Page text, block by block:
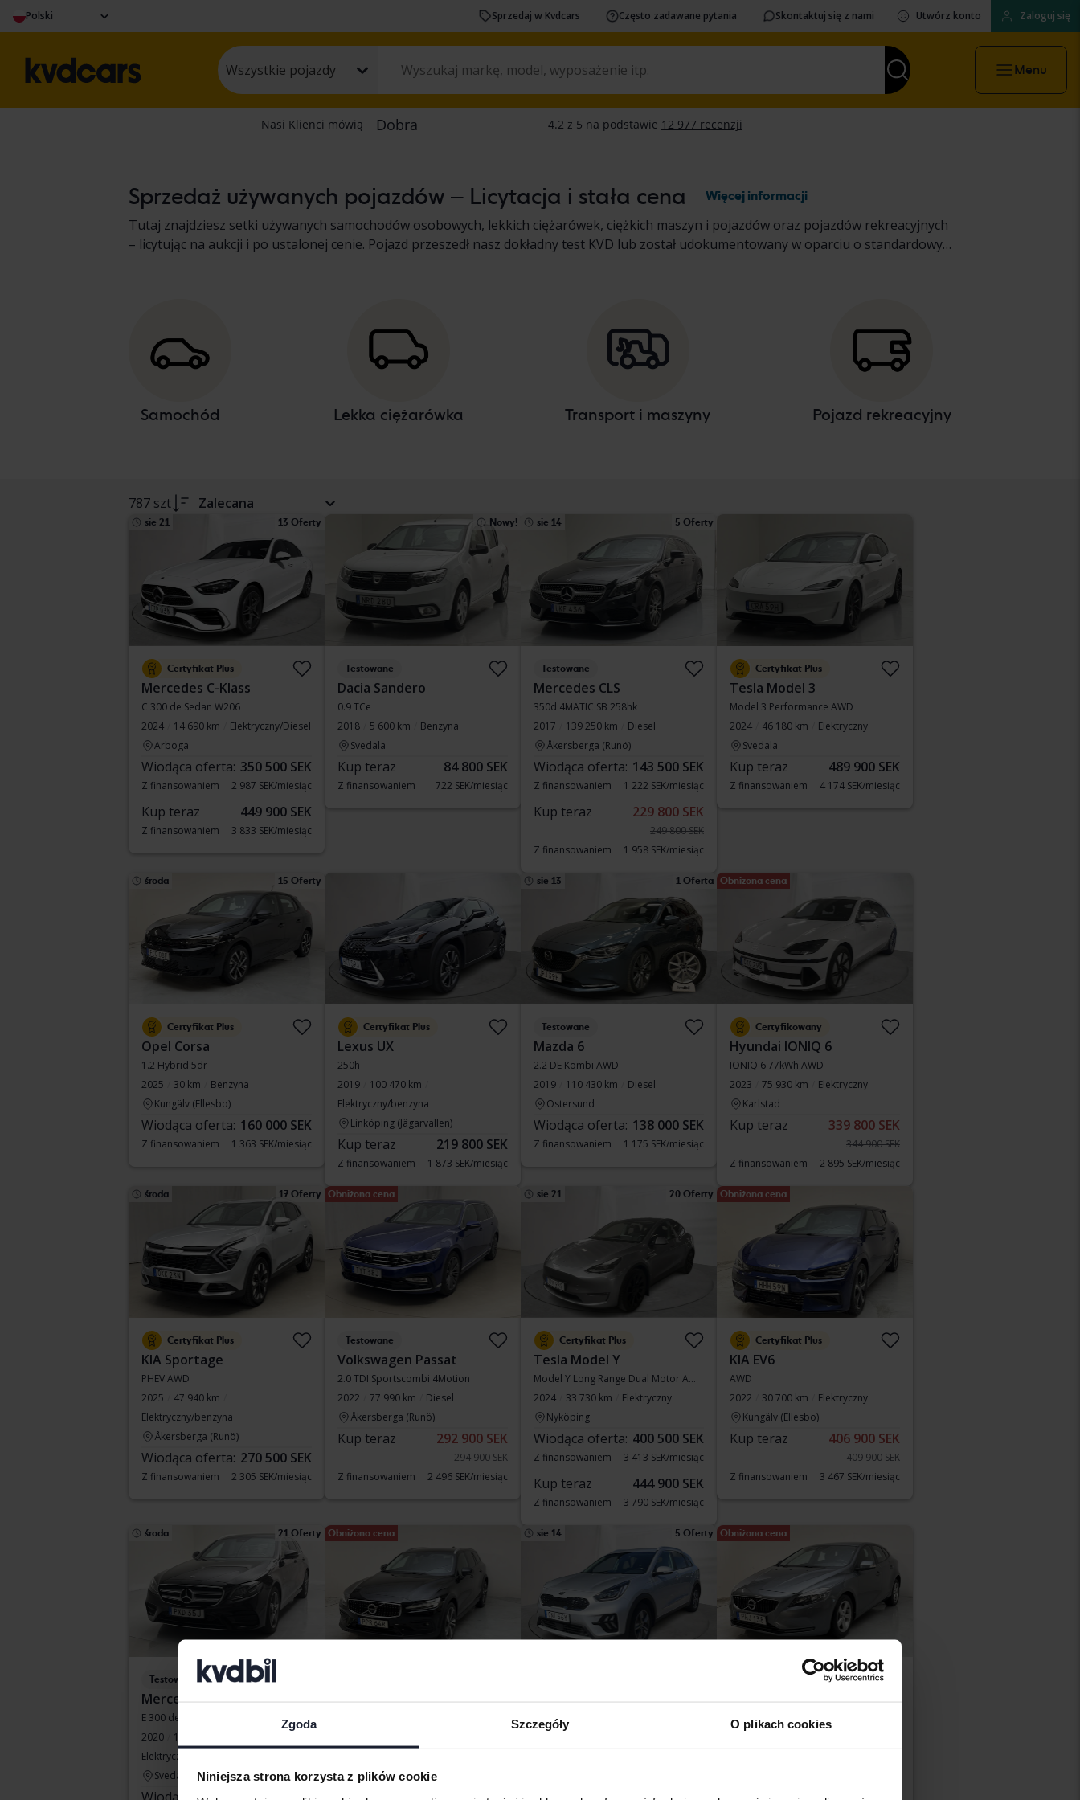
Zgoda Szczegóły O plikach cookies
Niniejsza strona korzysta z plików cookie
Polski Sprzedaj w Kvdcars Często zadawane pytania Skontaktuj się z nami Utwórz konto Zaloguj się
Wszystkie pojazdy Menu
Sprzedaż używanych pojazdów – Licytacja i stała cena Więcej informacji
Tutaj znajdziesz setki używanych samochodów osobowych, lekkich ciężarówek, ciężkich maszyn i pojazdów oraz pojazdów rekreacyjnych
– licytując na aukcji i po ustalonej cenie. Pojazd przeszedł nasz dokładny test KVD lub został udokumentowany w oparciu o standardowy
Samochód Lekka ciężarówka Transport i maszyny Pojazd rekreacyjny
787 szt Zalecana
sie 21 13 Oferty
Certyfikat Plus
Mercedes C-Klass
C 300 de Sedan W206
2024
14 690 km
Elektryczny/Diesel
Arboga
Wiodąca oferta: 350 500 SEK
Z finansowaniem 2 987 SEK/miesiąc
Kup teraz 449 900 SEK
Z finansowaniem 3 833 SEK/miesiąc
Nowy!
Testowane
Dacia Sandero
0.9 TCe
2018
5 600 km
Benzyna
Svedala
Kup teraz 84 800 SEK
Z finansowaniem 722 SEK/miesiąc
sie 14 5 Oferty
Testowane
Mercedes CLS
350d 4MATIC SB 258hk
2017
139 250 km
Diesel
Åkersberga (Runö)
Wiodąca oferta: 143 500 SEK
Z finansowaniem 1 222 SEK/miesiąc
Kup teraz 229 800 SEK
249 800 SEK
Z finansowaniem
1 958 SEK/miesiąc
Certyfikat Plus
Tesla Model 3
Model 3 Performance AWD
2024
46 180 km
Elektryczny
Svedala
Kup teraz 489 900 SEK
Z finansowaniem 4 174 SEK/miesiąc
środa 15 Oferty
Certyfikat Plus
Opel Corsa
1.2 Hybrid 5dr
2025
30 km
Benzyna
Kungälv (Ellesbo)
Wiodąca oferta: 160 000 SEK
Z finansowaniem 1 363 SEK/miesiąc
Certyfikat Plus
Lexus UX
250h
2019
100 470 km
Elektryczny/benzyna
Linköping (Jägarvallen)
Kup teraz 219 800 SEK
Z finansowaniem 1 873 SEK/miesiąc
sie 13 1 Oferta
Testowane
Mazda 6
2.2 DE Kombi AWD
2019
110 430 km
Diesel
Östersund
Wiodąca oferta: 138 000 SEK
Z finansowaniem 1 175 SEK/miesiąc
Obniżona cena
Certyfikowany
Hyundai IONIQ 6
IONIQ 6 77kWh AWD
2023
75 930 km
Elektryczny
Karlstad
Kup teraz 339 800 SEK
344 900 SEK
Z finansowaniem
2 895 SEK/miesiąc
środa 17 Oferty
Certyfikat Plus
KIA Sportage
PHEV AWD
2025
47 940 km
Elektryczny/benzyna
Åkersberga (Runö)
Wiodąca oferta: 270 500 SEK
Z finansowaniem 2 305 SEK/miesiąc
Obniżona cena
Testowane
Volkswagen Passat
2.0 TDI Sportscombi 4Motion
2022
77 990 km
Diesel
Åkersberga (Runö)
Kup teraz 292 900 SEK
294 900 SEK
Z finansowaniem
2 496 SEK/miesiąc
sie 21 20 Oferty
Certyfikat Plus
Tesla Model Y
Model Y Long Range Dual Motor AWD
2024
33 730 km
Elektryczny
Nyköping
Wiodąca oferta: 400 500 SEK
Z finansowaniem 3 413 SEK/miesiąc
Kup teraz 444 900 SEK
Z finansowaniem 3 790 SEK/miesiąc
Obniżona cena
Certyfikat Plus
KIA EV6
AWD
2022
30 700 km
Elektryczny
Kungälv (Ellesbo)
Kup teraz 406 900 SEK
409 900 SEK
Z finansowaniem
3 467 SEK/miesiąc
środa 21 Oferty
Testowane
Mercedes E-Klass
E 300 de Kombi 316hk
2020
134 370 km
Elektryczny/Diesel
Svedala
Obniżona cena
Kup teraz 257 800 SEK
264 800 SEK
sie 14 5 Oferty
Plug-in Hybrid 1.6
Obniżona cena
T2
159 800 SEK